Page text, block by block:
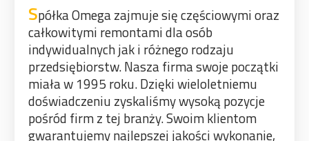
Spółka Omega zajmuje się częściowymi oraz
całkowitymi remontami dla osób
indywidualnych jak i różnego rodzaju
przedsiębiorstw. Nasza firma swoje początki
miała w 1995 roku. Dzięki wieloletniemu
doświadczeniu zyskaliśmy wysoką pozycje
pośród firm z tej branży. Swoim klientom
gwarantujemy najlepszej jakości wykonanie,